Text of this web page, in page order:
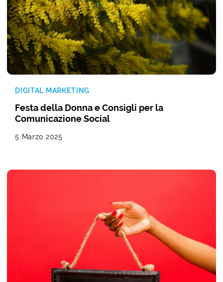
DIGITAL MARKETING
Festa della Donna e Consigli per la
Comunicazione Social
5 Marzo 2025